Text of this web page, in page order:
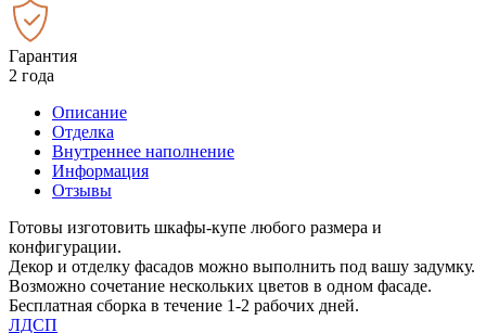
Гарантия
2 года
Описание
Отделка
Внутреннее наполнение
Информация
Отзывы
Готовы изготовить шкафы-купе любого размера и
конфигурации.
Декор и отделку фасадов можно выполнить под вашу задумку.
Возможно сочетание нескольких цветов в одном фасаде.
Бесплатная сборка в течение 1-2 рабочих дней.
ЛДСП